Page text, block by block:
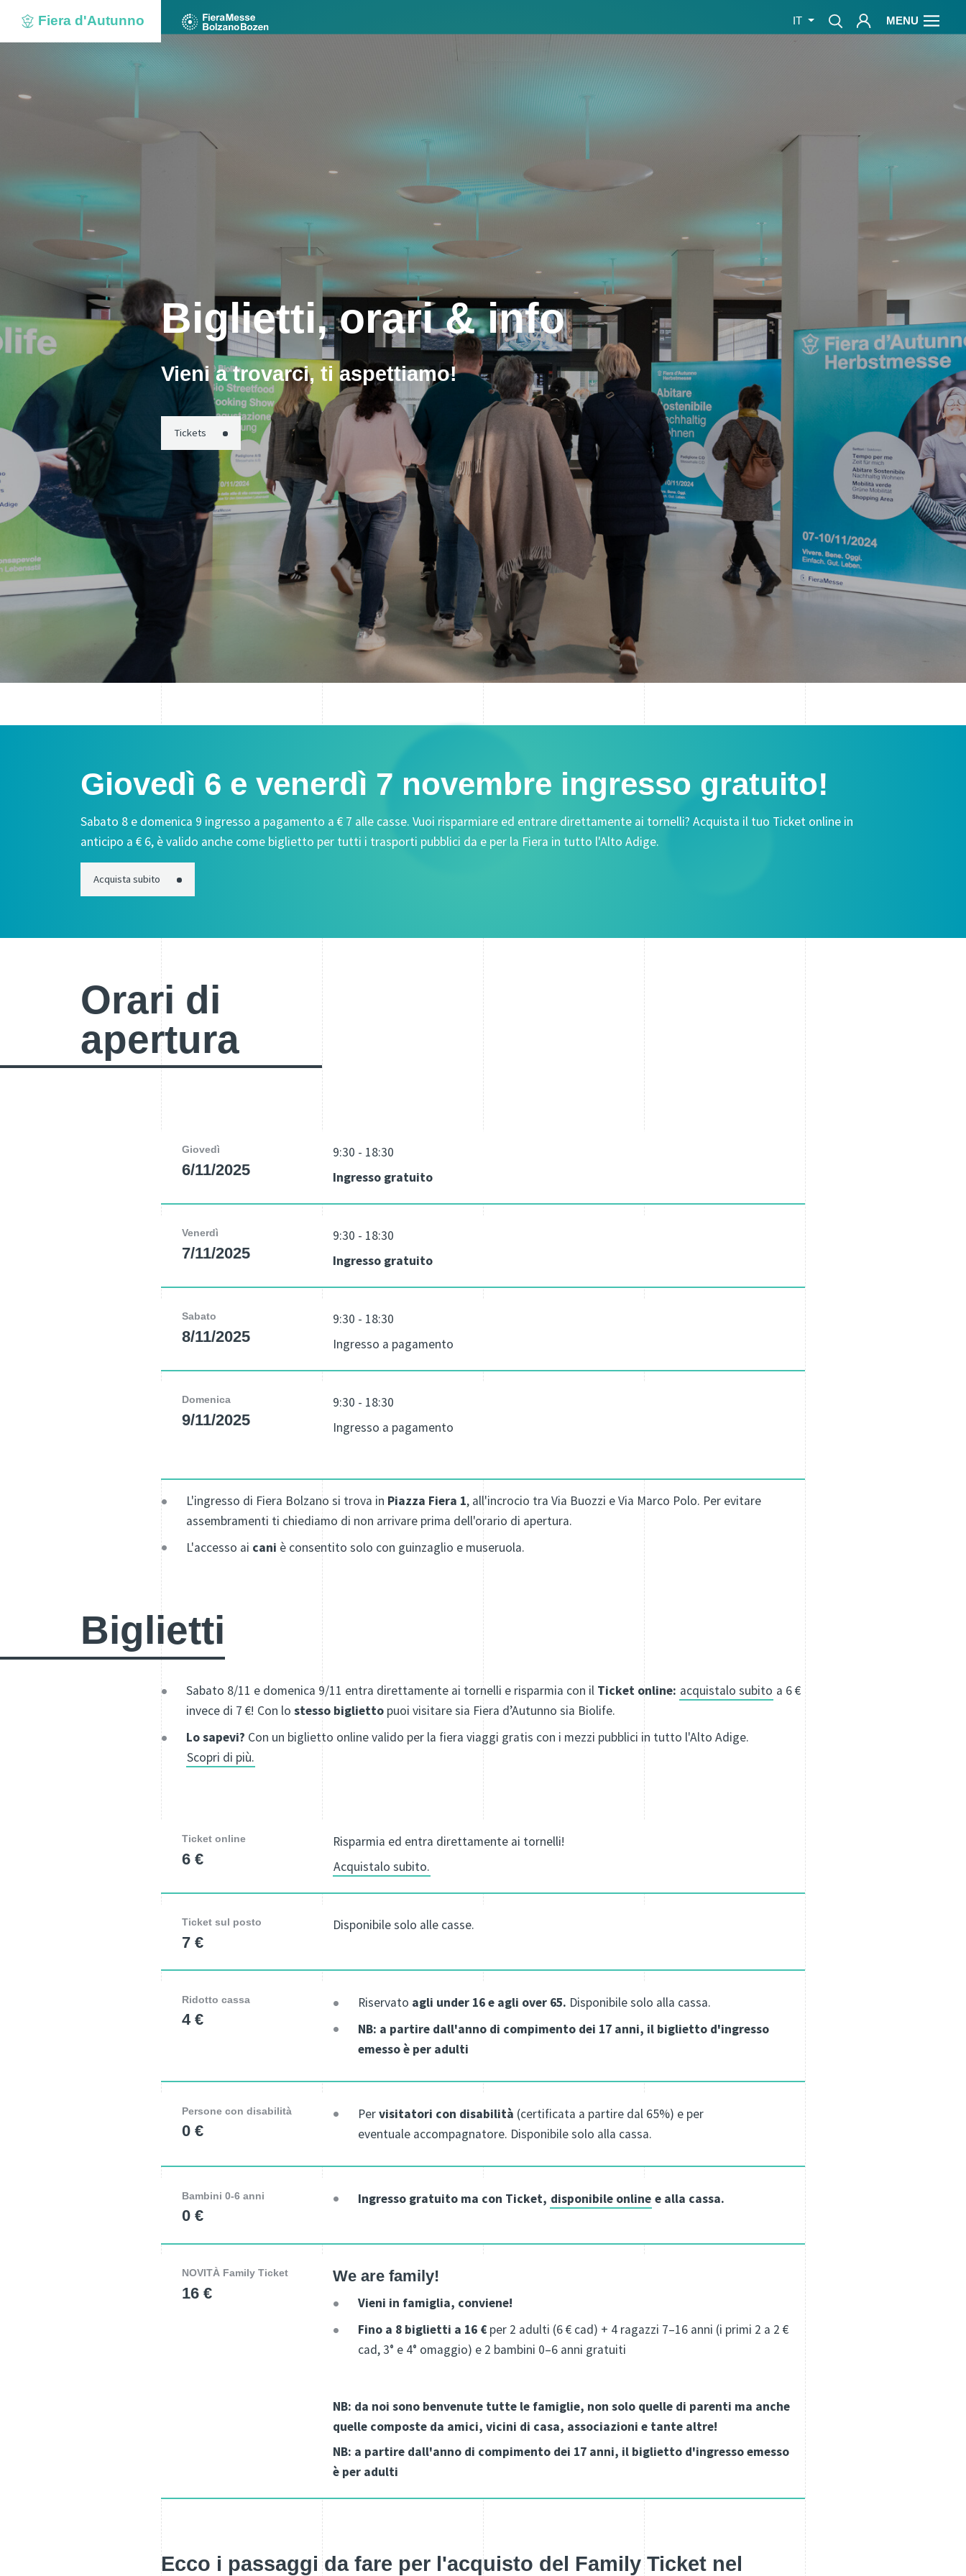
Fiera d'Autunno IT MENU
Biglietti, orari & info
Vieni a trovarci, ti aspettiamo!
Tickets
Giovedì 6 e venerdì 7 novembre ingresso gratuito!
Sabato 8 e domenica 9 ingresso a pagamento a € 7 alle casse. Vuoi risparmiare ed entrare direttamente ai tornelli? Acquista il tuo Ticket online in
anticipo a € 6, è valido anche come biglietto per tutti i trasporti pubblici da e per la Fiera in tutto l'Alto Adige.
Acquista subito
Orari di
apertura
Giovedì
6/11/2025
9:30 - 18:30
Ingresso gratuito
Venerdì
7/11/2025
9:30 - 18:30
Ingresso gratuito
Sabato
8/11/2025
9:30 - 18:30
Ingresso a pagamento
Domenica
9/11/2025
9:30 - 18:30
Ingresso a pagamento
L'ingresso di Fiera Bolzano si trova in Piazza Fiera 1, all'incrocio tra Via Buozzi e Via Marco Polo. Per evitare
assembramenti ti chiediamo di non arrivare prima dell'orario di apertura.
L'accesso ai cani è consentito solo con guinzaglio e museruola.
Biglietti
Sabato 8/11 e domenica 9/11 entra direttamente ai tornelli e risparmia con il Ticket online: acquistalo subito a 6 €
invece di 7 €! Con lostesso biglietto puoi visitare sia Fiera d’Autunno sia Biolife.
Lo sapevi? Con un biglietto online valido per la fiera viaggi gratis con i mezzi pubblici in tutto l'Alto Adige.
Scopri di più.
Ticket online
6 €
Risparmia ed entra direttamente ai tornelli!
Acquistalo subito.
Ticket sul posto
7 €
Disponibile solo alle casse.
Ridotto cassa
4 €
Riservato agli under 16 e agli over 65. Disponibile solo alla cassa.
NB: a partire dall'anno di compimento dei 17 anni, il biglietto d'ingresso
emesso è per adulti
Persone con disabilità
0 €
Pervisitatori con disabilità (certificata a partire dal 65%) e per
eventuale accompagnatore. Disponibile solo alla cassa.
Bambini 0-6 anni
0 €
Ingresso gratuito ma con Ticket, disponibile online e alla cassa.
NOVITÀ Family Ticket
16 €
We are family!
Vieni in famiglia, conviene!
Fino a 8 biglietti a 16 €per 2 adulti (6 € cad) + 4 ragazzi 7–16 anni (i primi 2 a 2 €
cad, 3° e 4° omaggio) e 2 bambini 0–6 anni gratuiti
NB: da noi sono benvenute tutte le famiglie, non solo quelle di parenti ma anche
quelle composte da amici, vicini di casa, associazioni e tante altre!
NB: a partire dall'anno di compimento dei 17 anni, il biglietto d'ingresso emesso
è per adulti
Ecco i passaggi da fare per l'acquisto del Family Ticket nel